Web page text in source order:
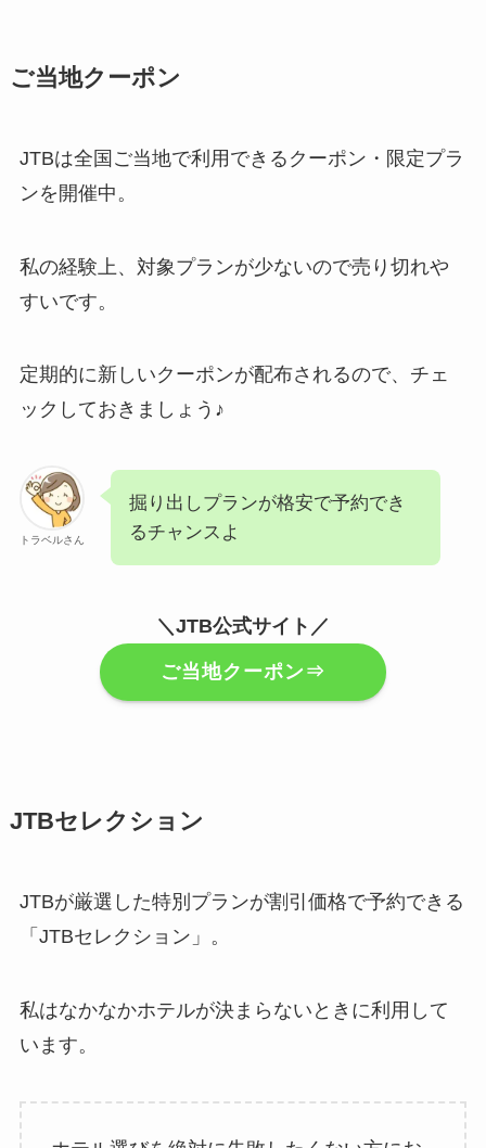
ご当地クーポン
JTBは全国ご当地で利用できるクーポン・限定プラ
ンを開催中。
私の経験上、対象プランが少ないので売り切れや
すいです。
定期的に新しいクーポンが配布されるので、チェ
ックしておきましょう♪
トラベルさん
掘り出しプランが格安で予約でき
るチャンスよ
＼JTB公式サイト／
ご当地クーポン⇒
JTBセレクション
JTBが厳選した特別プランが割引価格で予約できる
「JTBセレクション」。
私はなかなかホテルが決まらないときに利用して
います。